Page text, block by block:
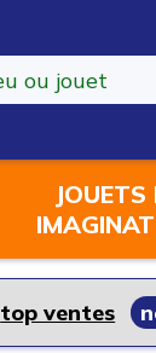
JOUETS
top ventes